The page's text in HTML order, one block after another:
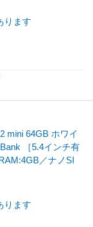
ります
mini 64GB ホワイ
［5.4インチ有
／ナノSI
ります